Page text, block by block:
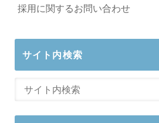
採用に関するお問い合わせ
サイト内検索